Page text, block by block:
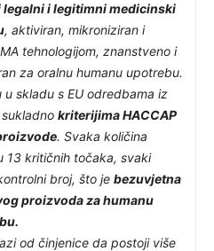
legalni i legitimni medicinski
, aktiviran, mikroniziran i
tehnologijom, znanstveno i
za oralnu humanu upotrebu.
u skladu s EU odredbama iz
kriterijima HACCAP
. Svaka količina
13 kritičnih točaka, svaki
broj, što je bezuvjetna
proizvoda za humanu
od činjenice da postoji više